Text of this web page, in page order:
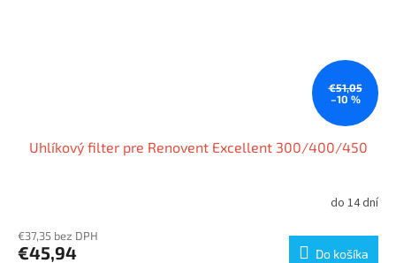
€51,05
–10 %
Uhlíkový filter pre Renovent Excellent 300/400/450
do 14 dní
€37,35 bez DPH
€45,94 Do košíka